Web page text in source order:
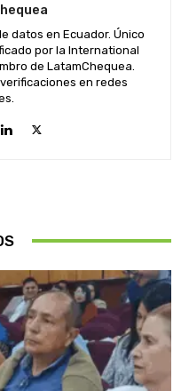
datos en Ecuador. Único
por la International
de LatamChequea.
en redes